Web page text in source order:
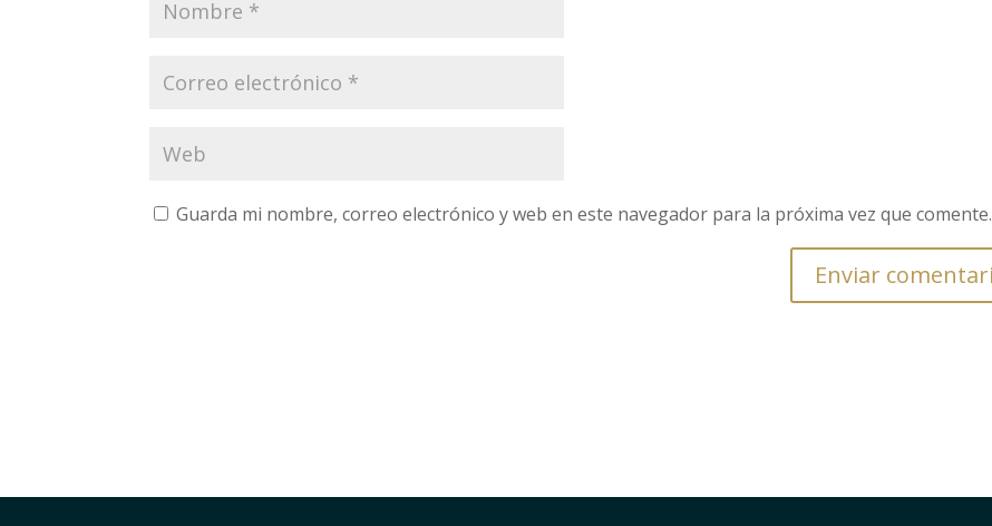
Guarda mi nombre, correo electrónico y web en este navegador para la próxima vez que comente.